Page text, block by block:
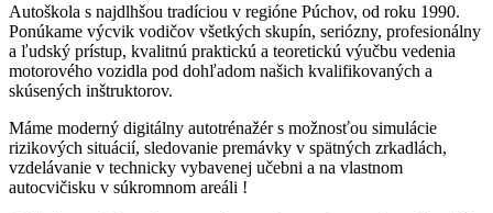
Autoškola s najdlhšou tradíciou v regióne Púchov, od roku 1990.
Ponúkame výcvik vodičov všetkých skupín, seriózny, profesionálny
a ľudský prístup, kvalitnú praktickú a teoretickú výučbu vedenia
motorového vozidla pod dohľadom našich kvalifikovaných a
skúsených inštruktorov.
Máme moderný digitálny autotrénažér s možnosťou simulácie
rizikových situácií, sledovanie premávky v spätných zrkadlách,
vzdelávanie v technicky vybavenej učebni a na vlastnom
autocvičisku v súkromnom areáli !